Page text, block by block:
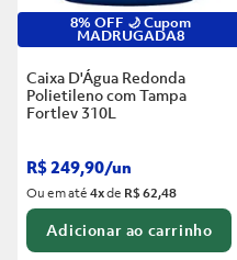
8% OFF 🌙 Cupom
MADRUGADA8
Caixa D'Água Redonda
Polietileno com Tampa
Fortlev 310L
R$249,90/un
Ou em até4xde R$ 62,48
Adicionar ao carrinho